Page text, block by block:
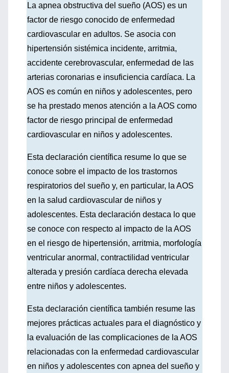
La apnea obstructiva del sueño (AOS) es un
factor de riesgo conocido de enfermedad
cardiovascular en adultos. Se asocia con
hipertensión sistémica incidente, arritmia,
accidente cerebrovascular, enfermedad de las
arterias coronarias e insuficiencia cardíaca. La
AOS es común en niños y adolescentes, pero
se ha prestado menos atención a la AOS como
factor de riesgo principal de enfermedad
cardiovascular en niños y adolescentes.
Esta declaración científica resume lo que se
conoce sobre el impacto de los trastornos
respiratorios del sueño y, en particular, la AOS
en la salud cardiovascular de niños y
adolescentes. Esta declaración destaca lo que
se conoce con respecto al impacto de la AOS
en el riesgo de hipertensión, arritmia, morfología
ventricular anormal, contractilidad ventricular
alterada y presión cardíaca derecha elevada
entre niños y adolescentes.
Esta declaración científica también resume las
mejores prácticas actuales para el diagnóstico y
la evaluación de las complicaciones de la AOS
relacionadas con la enfermedad cardiovascular
en niños y adolescentes con apnea del sueño y